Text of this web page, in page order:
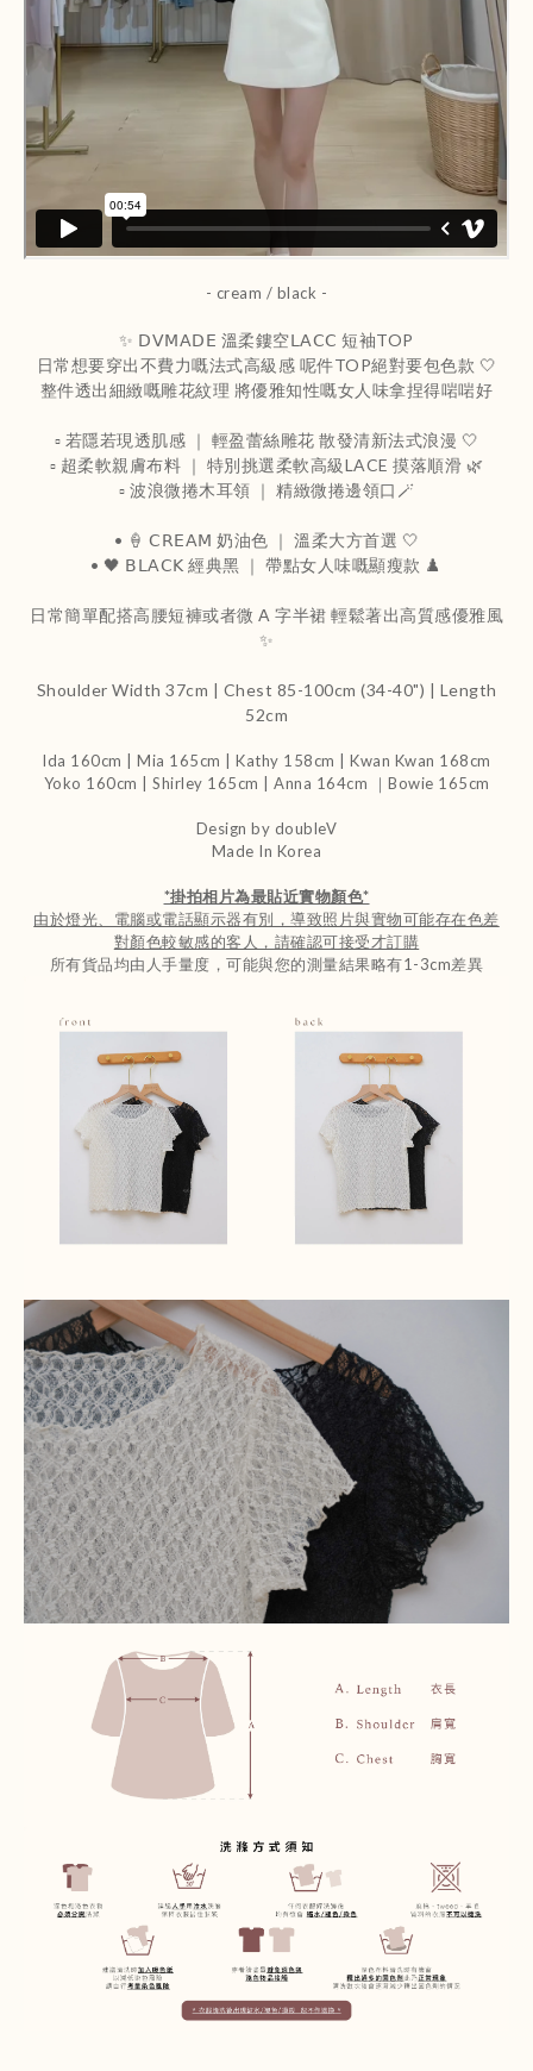
- cream / black -
✨ 𝖣𝖵𝖬𝖠𝖣𝖤 溫柔鏤空𝖫𝖠𝖢𝖢 短袖TOP
日常想要穿出不費力嘅法式高級感 呢件TOP絕對要包色款 🤍
整件透出細緻嘅雕花紋理 將優雅知性嘅女人味拿捏得啱啱好
▫️ 若隱若現透肌感 ｜ 輕盈蕾絲雕花 散發清新法式浪漫 🤍
▫️ 超柔軟親膚布料 ｜ 特別挑選柔軟高級LACE 摸落順滑 🌿
▫️ 波浪微捲木耳領 ｜ 精緻微捲邊領口🪄
• 🍦 𝖢𝖱𝖤𝖠𝖬 奶油色 ｜ 溫柔大方首選 🤍
• 🖤 𝖡𝖫𝖠𝖢𝖪 經典黑 ｜ 帶點女人味嘅顯瘦款 ♟️
日常簡單配搭高腰短褲或者微 𝖠 字半裙 輕鬆著出高質感優雅風
✨
Shoulder Width 37cm | Chest 85-100cm (34-40") | Length
52cm
Ida 160cm | Mia 165cm | Kathy 158cm |Kwan Kwan 168cm
Yoko 160cm | Shirley 165cm
| Anna 164cm ｜Bowie 165cm
Design by doubleV
Made In Korea
*掛拍相片為最貼近實物顏色*
由於燈光、電腦或電話顯示器有別，導致照片與實物可能存在色差
對顏色較敏感的客人，請確認可接受才訂購
所有貨品均由人手量度，可能與您的測量結果略有1-3cm差異